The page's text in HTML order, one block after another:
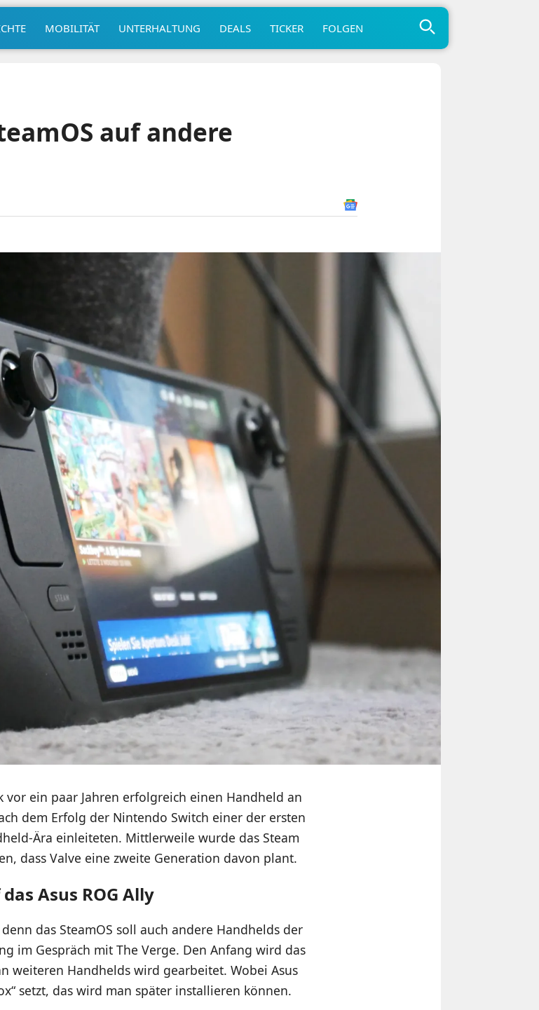
MOBILITÄT UNTERHALTUNG DEALS TICKER FOLGEN
auf andere
vor ein paar Jahren erfolgreich einen Handheld an
dem Erfolg der Nintendo Switch einer der ersten
Ära einleiteten. Mittlerweile wurde das Steam
dass Valve eine zweite Generation davon plant.
Asus ROG Ally
das SteamOS soll auch andere Handhelds der
im Gespräch mit The Verge. Den Anfang wird das
weiteren Handhelds wird gearbeitet. Wobei Asus
setzt, das wird man später installieren können.